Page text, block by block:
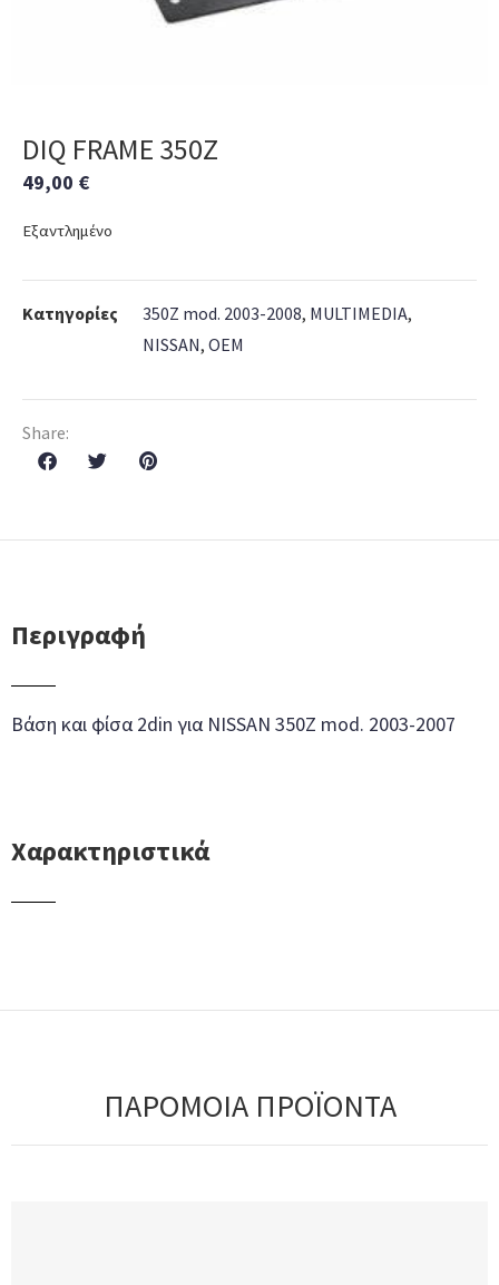
DIQ FRAME 350Z
49,00 €
Εξαντλημένο
Κατηγορίες 350Z mod. 2003-2008, MULTIMEDIA,
NISSAN, OEM
Share:
Περιγραφή
Βάση και φίσα 2din για NISSAN 350Z mod. 2003-2007
Χαρακτηριστικά
ΠΑΡΟΜΟΙΑ ΠΡΟΪΟΝΤΑ